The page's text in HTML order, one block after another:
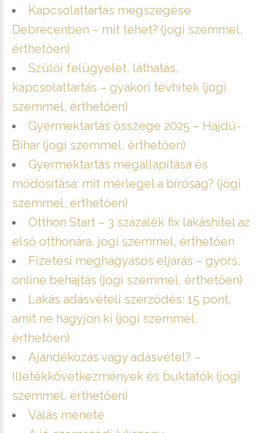
Kapcsolattartás megszegése
Debrecenben – mit tehet? (jogi szemmel,
érthetően)
Szülői felügyelet, láthatás,
kapcsolattartás – gyakori tévhitek (jogi
szemmel, érthetően)
Gyermektartás összege 2025 – Hajdú-
Bihar (jogi szemmel, érthetően)
Gyermektartás megállapítása és
módosítása: mit mérlegel a bíróság? (jogi
szemmel, érthetően)
Otthon Start – 3 százalék fix lakáshitel az
első otthonára, jogi szemmel, érthetően
Fizetési meghagyásos eljárás – gyors,
online behajtás (jogi szemmel, érthetően)
Lakás adásvételi szerződés: 15 pont,
amit ne hagyjon ki (jogi szemmel,
érthetően)
Ajándékozás vagy adásvétel? –
Illetékkövetkezmények és buktatók (jogi
szemmel, érthetően)
Válás menete